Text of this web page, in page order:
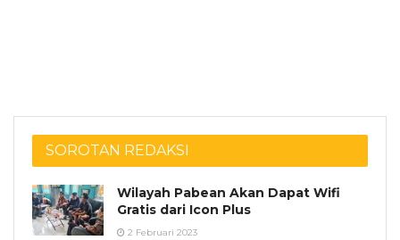
SOROTAN REDAKSI
Wilayah Pabean Akan Dapat Wifi
Gratis dari Icon Plus
2 Februari 2023